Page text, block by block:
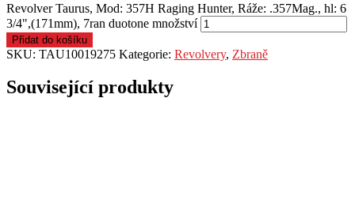
Revolver Taurus, Mod: 357H Raging Hunter, Ráže: .357Mag., hl: 6
3/4",(171mm), 7ran duotone množství
Přidat do košíku
SKU: TAU10019275 Kategorie: Revolvery, Zbraně
Související produkty